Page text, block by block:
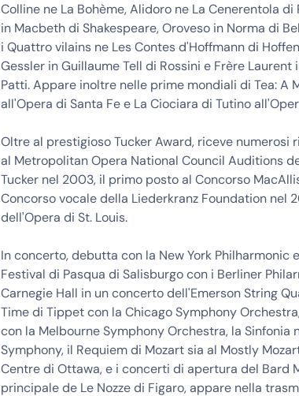
Colline ne La Bohème, Alidoro ne La Cenerentola
in Macbeth di Shakespeare, Oroveso in Norma di
i Quattro vilains ne Les Contes d'Hoffmann di
Gessler in Guillaume Tell di Rossini e Frère
Patti. Appare inoltre nelle prime mondiali di Tea: A
all'Opera di Santa Fe e La Ciociara di Tutino
Oltre al prestigioso Tucker Award, riceve numerosi
al Metropolitan Opera National Council Auditions
Tucker nel 2003, il primo posto al Concorso
Concorso vocale della Liederkranz Foundation nel
dell'Opera di St. Louis.
In concerto, debutta con la New York Philharmonic
Festival di Pasqua di Salisburgo con i Berliner
Carnegie Hall in un concerto dell'Emerson String
Time di Tippet con la Chicago Symphony
con la Melbourne Symphony Orchestra, la Sinfonia
Symphony, il Requiem di Mozart sia al Mostly
Centre di Ottawa, e i concerti di apertura del Bard
principale de Le Nozze di Figaro, appare nella